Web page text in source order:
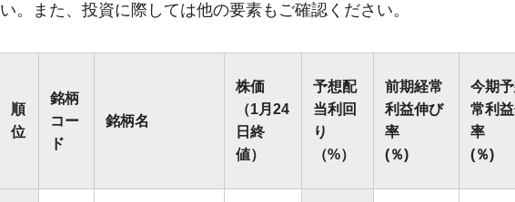
い。また、投資に際しては他の要素もご確認ください。
順
位
銘柄
コー
ド
銘柄名
株価
（1月24
日終
値）
予想配
当利回
り
（%）
前期経常
利益伸び
率
(％)
今期
常利
率
(％)